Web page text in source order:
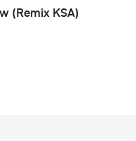
(Remix KSA)